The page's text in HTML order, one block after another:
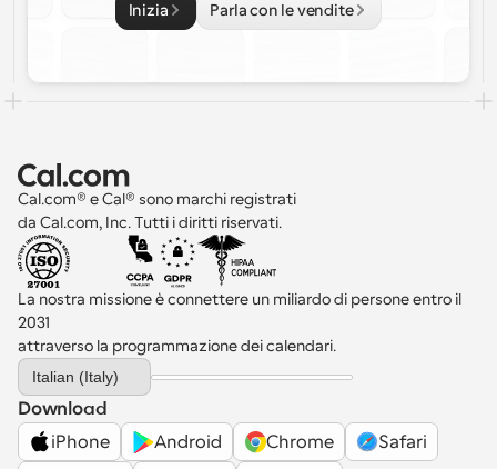
Inizia Parla con le vendite
Cal.com® e Cal® sono marchi registrati
da Cal.com, Inc. Tutti i diritti riservati.
La nostra missione è connettere un miliardo di persone entro il
2031
attraverso la programmazione dei calendari.
Select Language
Italian (Italy)
Download
iPhone
Android Chrome
Safari